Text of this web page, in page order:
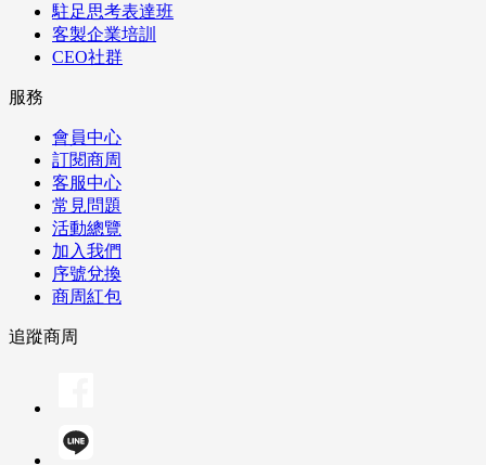
駐足思考表達班
客製企業培訓
CEO社群
服務
會員中心
訂閱商周
客服中心
常見問題
活動總覽
加入我們
序號兌換
商周紅包
追蹤商周